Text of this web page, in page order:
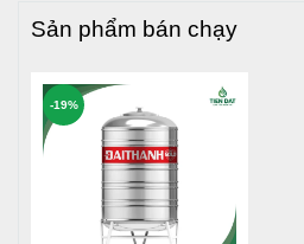
Sản phẩm bán chạy
-19%